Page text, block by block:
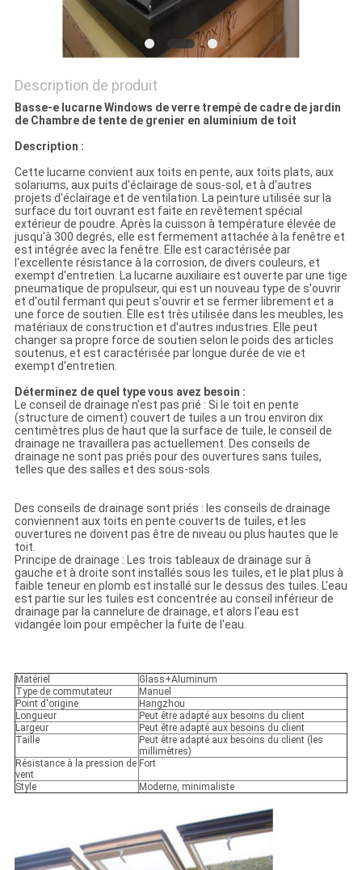
Description de produit
Basse-e lucarne Windows de verre trempé de cadre de jardin
de Chambre de tente de grenier en aluminium de toit
Description :
Cette lucarne convient aux toits en pente, aux toits plats, aux
solariums, aux puits d'éclairage de sous-sol, et à d'autres
projets d'éclairage et de ventilation. La peinture utilisée sur la
surface du toit ouvrant est faite en revêtement spécial
extérieur de poudre. Après la cuisson à température élevée de
jusqu'à 300 degrés, elle est fermement attachée à la fenêtre et
est intégrée avec la fenêtre. Elle est caractérisée par
l'excellente résistance à la corrosion, de divers couleurs, et
exempt d'entretien. La lucarne auxiliaire est ouverte par une tige
pneumatique de propulseur, qui est un nouveau type de s'ouvrir
et d'outil fermant qui peut s'ouvrir et se fermer librement et a
une force de soutien. Elle est très utilisée dans les meubles, les
matériaux de construction et d'autres industries. Elle peut
changer sa propre force de soutien selon le poids des articles
soutenus, et est caractérisée par longue durée de vie et
exempt d'entretien.
Déterminez de quel type vous avez besoin :
Le conseil de drainage n'est pas prié : Si le toit en pente
(structure de ciment) couvert de tuiles a un trou environ dix
centimètres plus de haut que la surface de tuile, le conseil de
drainage ne travaillera pas actuellement. Des conseils de
drainage ne sont pas priés pour des ouvertures sans tuiles,
telles que des salles et des sous-sols.
Des conseils de drainage sont priés : les conseils de drainage
conviennent aux toits en pente couverts de tuiles, et les
ouvertures ne doivent pas être de niveau ou plus hautes que le
toit.
Principe de drainage : Les trois tableaux de drainage sur à
gauche et à droite sont installés sous les tuiles, et le plat plus à
faible teneur en plomb est installé sur le dessus des tuiles. L'eau
est partie sur les tuiles est concentrée au conseil inférieur de
drainage par la cannelure de drainage, et alors l'eau est
vidangée loin pour empêcher la fuite de l'eau.
Matériel
Glass+Aluminum
Type de commutateur
Manuel
Point d'origine
Hangzhou
Longueur
Peut être adapté aux besoins du client
Largeur
Peut être adapté aux besoins du client
Taille
Peut être adapté aux besoins du client (les
millimètres)
Résistance à la pression de
vent
Fort
Style Moderne, minimaliste